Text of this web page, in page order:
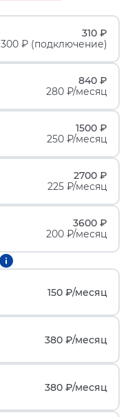
310 ₽
300 ₽ (подключение)
840 ₽
280 ₽/месяц
1500 ₽
250 ₽/месяц
2700 ₽
225 ₽/месяц
3600 ₽
200 ₽/месяц
150 ₽/месяц
380 ₽/месяц
380 ₽/месяц